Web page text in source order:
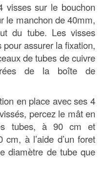
visses sur le bouchon
le manchon de 40mm,
du tube. Les visses
assurer la fixation,
de tubes de cuivre
de la boîte de
en place avec ses 4
percez le mât en
tubes, à 90 cm et
cm, à l’aide d’un foret
diamètre de tube que